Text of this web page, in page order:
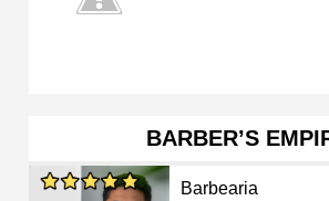
BARBER’S
Barbearia